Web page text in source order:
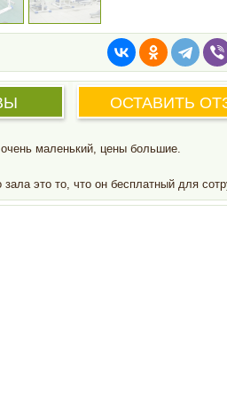
ОСТАВИТЬ
маленький, цены большие.
это то, что он бесплатный для